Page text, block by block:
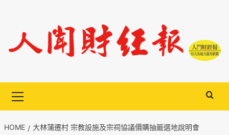
content
Menu
HOME 大林蒲遷村 宗教設施及宗祠協議價購抽籤選地說明會